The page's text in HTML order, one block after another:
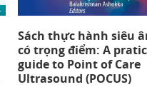
Sách thực hành siêu
có trọng điểm: A
guide to Point of Care
Ultrasound (POCUS)